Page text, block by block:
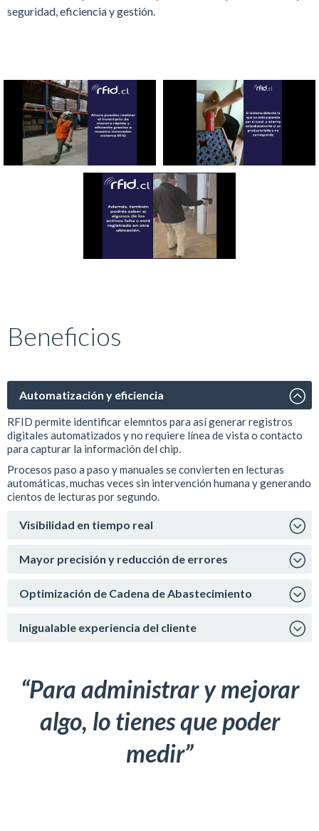
seguridad, eficiencia y gestión.
Beneficios
Automatización y eficiencia
RFID permite identificar elemntos para así generar registros
digitales automatizados y no requiere línea de vista o contacto
para capturar la información del chip.
Procesos paso a paso y manuales se convierten en lecturas
automáticas, muchas veces sin intervención humana y generando
cientos de lecturas por segundo.
Visibilidad en tiempo real
Mayor precisión y reducción de errores
Optimización de Cadena de Abastecimiento
Inigualable experiencia del cliente
“Para administrar y mejorar
algo, lo tienes que poder
medir”